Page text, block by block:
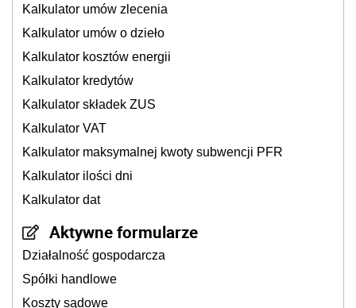
Kalkulator umów zlecenia
Kalkulator umów o dzieło
Kalkulator kosztów energii
Kalkulator kredytów
Kalkulator składek ZUS
Kalkulator VAT
Kalkulator maksymalnej kwoty subwencji PFR
Kalkulator ilości dni
Kalkulator dat
Aktywne formularze
Działalność gospodarcza
Spółki handlowe
Koszty sądowe